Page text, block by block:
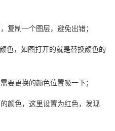
复制一个图层，避免出错；
色，如图打开的就是替换颜色的
要更换的颜色位置吸一下；
颜色，这里设置为红色，发现